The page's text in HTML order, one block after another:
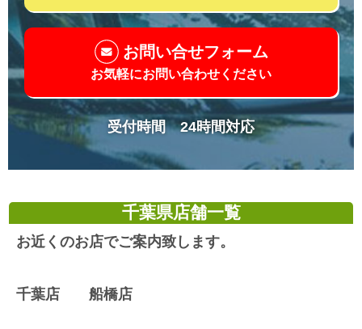
お問い合せフォーム
お気軽にお問い合わせください
受付時間 24時間対応
千葉県店舗一覧
お近くのお店でご案内致します。
千葉店 船橋店